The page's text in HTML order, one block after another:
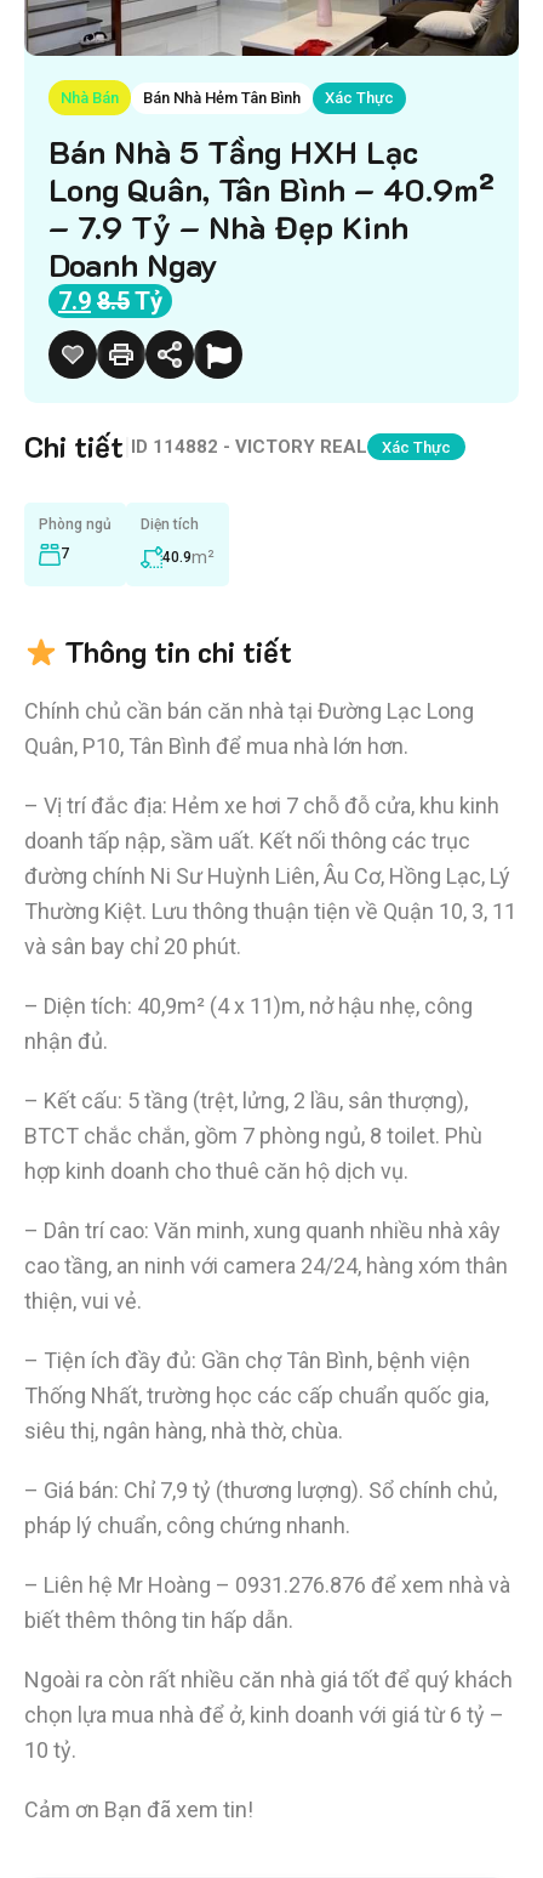
Nhà Bán Bán Nhà Hẻm Tân Bình Xác Thực
Bán Nhà 5 Tầng HXH Lạc
Long Quân, Tân Bình – 40.9m²
– 7.9 Tỷ – Nhà Đẹp Kinh
Doanh Ngay
7.9 8.5Tỷ
Chi tiết ID 114882 - VICTORY REAL Xác Thực
Phòng ngủ
7
Diện tích
40.9m²
Thông tin chi tiết
Chính chủ cần bán căn nhà tại Đường Lạc Long
Quân, P10, Tân Bình để mua nhà lớn hơn.
– Vị trí đắc địa: Hẻm xe hơi 7 chỗ đỗ cửa, khu kinh
doanh tấp nập, sầm uất. Kết nối thông các trục
đường chính Ni Sư Huỳnh Liên, Âu Cơ, Hồng Lạc, Lý
Thường Kiệt. Lưu thông thuận tiện về Quận 10, 3, 11
và sân bay chỉ 20 phút.
– Diện tích: 40,9m² (4 x 11)m, nở hậu nhẹ, công
nhận đủ.
– Kết cấu: 5 tầng (trệt, lửng, 2 lầu, sân thượng),
BTCT chắc chắn, gồm 7 phòng ngủ, 8 toilet. Phù
hợp kinh doanh cho thuê căn hộ dịch vụ.
– Dân trí cao: Văn minh, xung quanh nhiều nhà xây
cao tầng, an ninh với camera 24/24, hàng xóm thân
thiện, vui vẻ.
– Tiện ích đầy đủ: Gần chợ Tân Bình, bệnh viện
Thống Nhất, trường học các cấp chuẩn quốc gia,
siêu thị, ngân hàng, nhà thờ, chùa.
– Giá bán: Chỉ 7,9 tỷ (thương lượng). Sổ chính chủ,
pháp lý chuẩn, công chứng nhanh.
– Liên hệ Mr Hoàng – 0931.276.876 để xem nhà và
biết thêm thông tin hấp dẫn.
Ngoài ra còn rất nhiều căn nhà giá tốt để quý khách
chọn lựa mua nhà để ở, kinh doanh với giá từ 6 tỷ –
10 tỷ.
Cảm ơn Bạn đã xem tin!